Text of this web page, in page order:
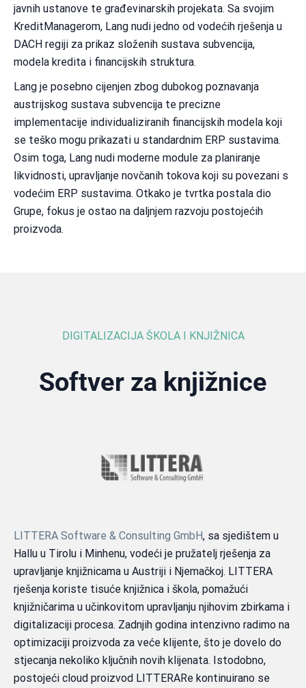
javnih ustanove te građevinarskih projekata. Sa svojim
KreditManagerom, Lang nudi jedno od vodećih rješenja u
DACH regiji za prikaz složenih sustava subvencija,
modela kredita i financijskih struktura.
Lang je posebno cijenjen zbog dubokog poznavanja
austrijskog sustava subvencija te precizne
implementacije individualiziranih financijskih modela koji
se teško mogu prikazati u standardnim ERP sustavima.
Osim toga, Lang nudi moderne module za planiranje
likvidnosti, upravljanje novčanih tokova koji su povezani s
vodećim ERP sustavima. Otkako je tvrtka postala dio
Grupe, fokus je ostao na daljnjem razvoju postojećih
proizvoda.
DIGITALIZACIJA ŠKOLA I KNJIŽNICA
Softver za knjižnice
LITTERA Software & Consulting GmbH, sa sjedištem u
Hallu u Tirolu i Minhenu, vodeći je pružatelj rješenja za
upravljanje knjižnicama u Austriji i Njemačkoj. LITTERA
rješenja koriste tisuće knjižnica i škola, pomažući
knjižničarima u učinkovitom upravljanju njihovim zbirkama i
digitalizaciji procesa. Zadnjih godina intenzivno radimo na
optimizaciji proizvoda za veće klijente, što je dovelo do
stjecanja nekoliko ključnih novih klijenata. Istodobno,
postojeći cloud proizvod LITTERARe kontinuirano se